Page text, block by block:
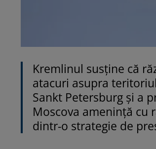
Kremlinul susține că
atacuri asupra
Sankt Petersburg și a
Moscova amenință cu
dintr-o strategie de